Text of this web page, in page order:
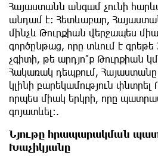
Հայաստանն անգամ չունի
անդամ է։ Հետևաբար,
մինչև Թուրքիան վերջապես
գործընթաց, որը տևում է
չգիտի, թե արդյո՞ք Թուրքիան
Հակառակ դեպքում,
կլինի բարեկամություն
որպես միակ երկրի, որը
գոյատևել։.
Նյութը հրապարակման
Խաչիկյանը